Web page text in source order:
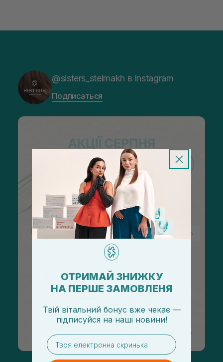
@sisters_stelmakh в Instagram
Подписаться
ОТРИМАЙ ЗНИЖКУ
НА ПЕРШЕ ЗАМОВЛЕНЯ
Твій вітальний бонус вже чекає —
підписуйся на наші новини!
email